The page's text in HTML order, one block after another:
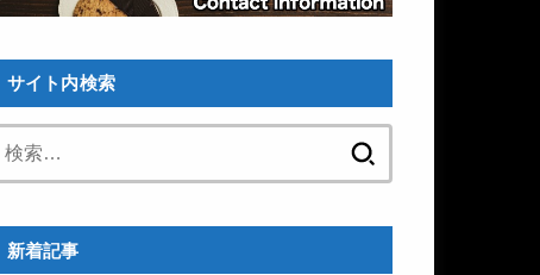
サイト内検索
新着記事